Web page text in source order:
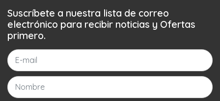
Suscríbete a nuestra lista de correo
electrónico para recibir noticias y Ofertas
primero.